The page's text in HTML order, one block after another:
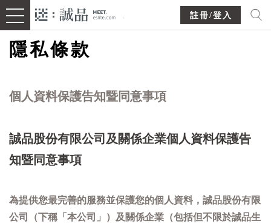
註冊/登入
隱私條款
個人資料保護告知暨同意事項
誠品股份有限公司及關係企業個人資料保護告
知暨同意事項
為提供您最完善的服務並保護您的個人資料，誠品股份有限
公司（下稱「本公司」）及關係企業（包括但不限於誠品生